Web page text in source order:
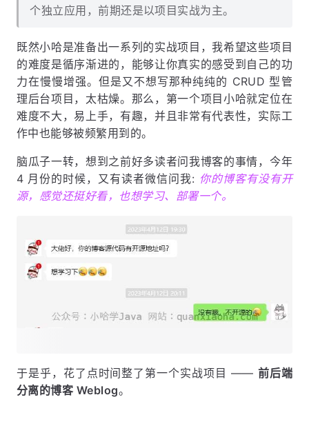
个独立应用，前期还是以项目实战为主。
既然小哈是准备出一系列的实战项目，我希望这些项目
的难度是循序渐进的，能够让你真实的感受到自己的功
力在慢慢增强。但是又不想写那种纯纯的 CRUD 型管
理后台项目，太枯燥。那么，第一个项目小哈就定位在
难度不大，易上手，有趣，并且非常有代表性，实际工
作中也能够被频繁用到的。
脑瓜子一转，想到之前好多读者问我博客的事情，今年
4 月份的时候，又有读者微信问我: 你的博客有没有开
源，感觉还挺好看，也想学习、部署一个。
于是乎，花了点时间整了第一个实战项目 —— 前后端
分离的博客 Weblog。